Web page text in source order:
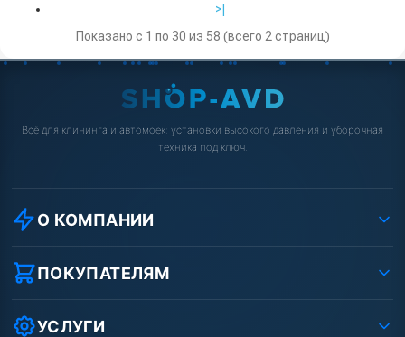
>|
Показано с 1 по 30 из 58 (всего 2 страниц)
Всё для клининга и автомоек: установки высокого давления и уборочная
техника под ключ.
О КОМПАНИИ
О компании
Реквизиты ООО «Шоп АВД»
Условия соглашения
ПОКУПАТЕЛЯМ
Как заказать?
Оплата
УСЛУГИ